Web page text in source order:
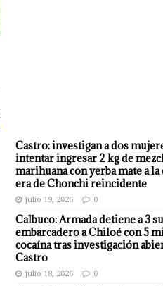
Castro: investigan a dos
intentar ingresar 2 kg de
marihuana con yerba mate a la
era de Chonchi reincidente
julio 19, 2026 0
Calbuco: Armada detiene a 3
embarcadero a Chiloé con 5
cocaína tras investigación
Castro
julio 18, 2026 0